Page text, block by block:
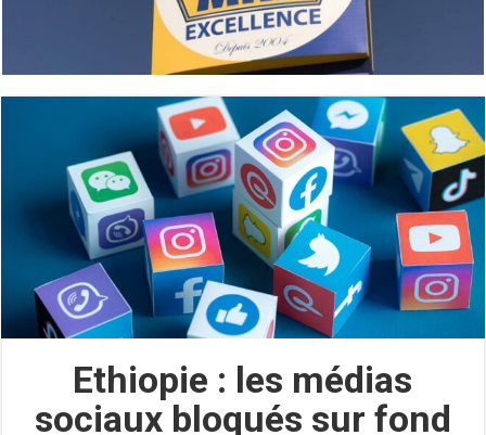
Ethiopie : les médias
sociaux bloqués sur fond